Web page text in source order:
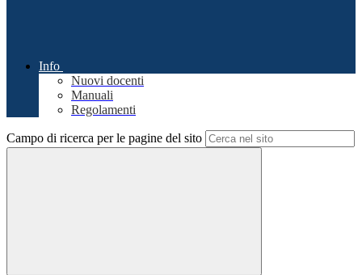
Info
Nuovi docenti
Manuali
Regolamenti
Campo di ricerca per le pagine del sito